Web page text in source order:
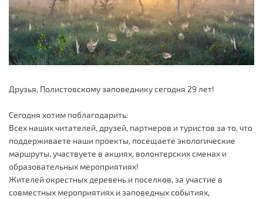
Друзья, Полистовскому заповеднику сегодня 29 лет!
Сегодня хотим поблагодарить:
Всех наших читателей, друзей, партнеров и туристов за то, что
поддерживаете наши проекты, посещаете экологические
маршруты, участвуете в акциях, волонтерских сменах и
образовательных мероприятиях!
Жителей окрестных деревень и поселков, за участие в
совместных мероприятиях и заповедных событиях,